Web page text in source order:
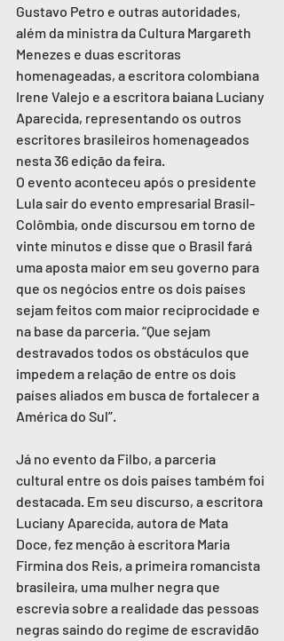
Gustavo Petro e outras autoridades,
além da ministra da Cultura Margareth
Menezes e duas escritoras
homenageadas, a escritora colombiana
Irene Valejo e a escritora baiana Luciany
Aparecida, representando os outros
escritores brasileiros homenageados
nesta 36 edição da feira.
O evento aconteceu após o presidente
Lula sair do evento empresarial Brasil-
Colômbia, onde discursou em torno de
vinte minutos e disse que o Brasil fará
uma aposta maior em seu governo para
que os negócios entre os dois países
sejam feitos com maior reciprocidade e
na base da parceria. “Que sejam
destravados todos os obstáculos que
impedem a relação de entre os dois
países aliados em busca de fortalecer a
América do Sul”.
Já no evento da Filbo, a parceria
cultural entre os dois países também foi
destacada. Em seu discurso, a escritora
Luciany Aparecida, autora de Mata
Doce, fez menção à escritora Maria
Firmina dos Reis, a primeira romancista
brasileira, uma mulher negra que
escrevia sobre a realidade das pessoas
negras saindo do regime de escravidão